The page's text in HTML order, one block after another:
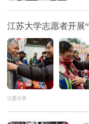
江苏大学志愿者开展
江苏大学